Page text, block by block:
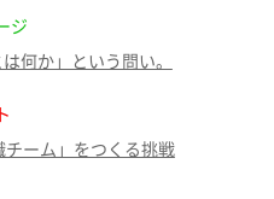
ジ
何か」という問い。
ーム」をつくる挑戦